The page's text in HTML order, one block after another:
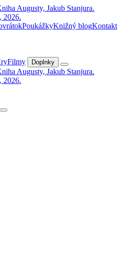
PoukážkyKnižný blogKontakt
Filmy Doplnky